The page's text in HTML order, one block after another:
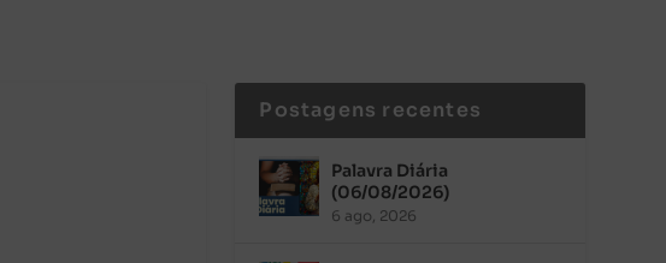
Postagens recentes
Palavra Diária
(06/08/2026)
6 ago, 2026